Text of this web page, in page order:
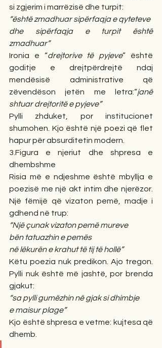
si zgjerim i marrëzisë dhe turpit:
“është zmadhuar sipërfaqja e qyteteve
dhe sipërfaqja e turpit është
zmadhuar”
Ironia e “drejtorive të pyjeve” është
goditje e drejtpërdrejtë ndaj
mendësisë administrative që
zëvendëson jetën me letra:“janë
shtuar drejtoritë e pyjeve”
Pylli zhduket, por institucionet
shumohen. Kjo është një poezi që flet
hapur për absurditetin modern.
3.Figura e njeriut dhe shpresa e
dhembshme
Risia më e ndjeshme është mbyllja e
poezisë me një akt intim dhe njerëzor.
Një fëmijë që vizaton pemë, madje i
gdhend në trup:
“Një çunak vizaton pemë mureve
bën tatuazhin e pemës
në lëkurën e krahut të tij të hollë”
Këtu poezia nuk predikon. Ajo tregon.
Pylli nuk është më jashtë, por brenda
gjakut:
“sa pylli gumëzhin në gjak si dhimbje
e maisur plage”
Kjo është shpresa e vetme: kujtesa që
dhemb.